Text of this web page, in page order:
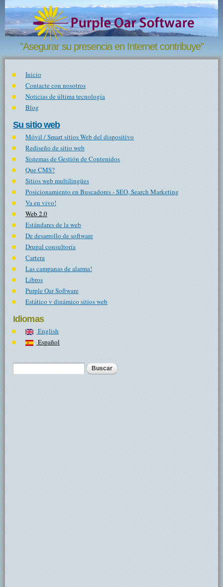
Pasar al contenido principal
"Asegurar su presencia en Internet contribuye"
Inicio
Contacte con nosotros
Noticias de última tecnología
Blog
Su sitio web
Móvil / Smart sitios Web del dispositivo
Rediseño de sitio web
Sistemas de Gestión de Contenidos
Que CMS?
Sitios web multilingües
Posicionamiento en Buscadores - SEO, Search Marketing
Va en vivo!
Web 2.0
Estándares de la web
De desarrollo de software
Drupal consultoría
Cartera
Las campanas de alarma!
Libros
Purple Oar Software
Estático v dinámico sitios web
Idiomas
English
Español